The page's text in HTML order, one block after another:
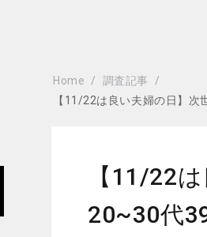
Home
調査記事
【11/22は良い夫婦の日】
【11/22
20~30代